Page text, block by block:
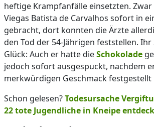
heftige Krampfanfälle einsetzten.
Viegas Batista de Carvalhos sofort in
gebracht, dort konnten die Ärzte
den Tod der 54-Jährigen feststellen.
Glück: Auch er hatte dieSchokolade
jedoch sofort ausgespuckt, nachdem
merkwürdigen Geschmack festgestellt
Schon gelesen?Todesursache
22 tote Jugendliche in Kneipe